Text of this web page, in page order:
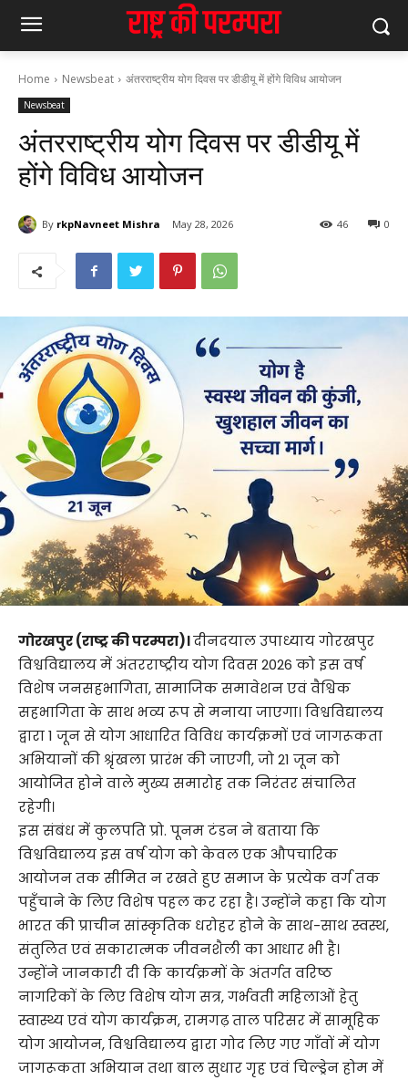
Home Newsbeat अंतरराष्ट्रीय योग दिवस पर डीडीयू में होंगे विविध आयोजन
Newsbeat
अंतरराष्ट्रीय योग दिवस पर डीडीयू में
होंगे विविध आयोजन
By rkpNavneet Mishra May 28, 2026 0
46
गोरखपुर (राष्ट्र की परम्परा)।दीनदयाल उपाध्याय गोरखपुर
विश्वविद्यालय में अंतरराष्ट्रीय योग दिवस 2026 को इस वर्ष
विशेष जनसहभागिता, सामाजिक समावेशन एवं वैश्विक
सहभागिता के साथ भव्य रूप से मनाया जाएगा। विश्वविद्यालय
द्वारा 1 जून से योग आधारित विविध कार्यक्रमों एवं जागरूकता
अभियानों की श्रृंखला प्रारंभ की जाएगी, जो 21 जून को
आयोजित होने वाले मुख्य समारोह तक निरंतर संचालित
रहेगी।
इस संबंध में कुलपति प्रो. पूनम टंडन ने बताया कि
विश्वविद्यालय इस वर्ष योग को केवल एक औपचारिक
आयोजन तक सीमित न रखते हुए समाज के प्रत्येक वर्ग तक
पहुँचाने के लिए विशेष पहल कर रहा है। उन्होंने कहा कि योग
भारत की प्राचीन सांस्कृतिक धरोहर होने के साथ-साथ स्वस्थ,
संतुलित एवं सकारात्मक जीवनशैली का आधार भी है।
उन्होंने जानकारी दी कि कार्यक्रमों के अंतर्गत वरिष्ठ
नागरिकों के लिए विशेष योग सत्र, गर्भवती महिलाओं हेतु
स्वास्थ्य एवं योग कार्यक्रम, रामगढ़ ताल परिसर में सामूहिक
योग आयोजन, विश्वविद्यालय द्वारा गोद लिए गए गाँवों में योग
जागरूकता अभियान तथा बाल सुधार गृह एवं चिल्ड्रेन होम में